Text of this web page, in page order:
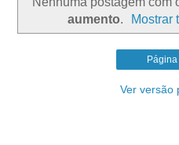
aumento. Mostrar
Ver versão